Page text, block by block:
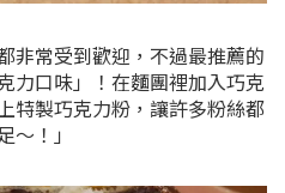
非常受到歡迎，不過最推薦的
力口味」！在麵團裡加入巧克
特製巧克力粉，讓許多粉絲都
！」